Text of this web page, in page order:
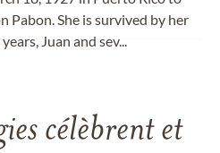
Pabon. She is survived by her
Juan and sev...
célèbrent et